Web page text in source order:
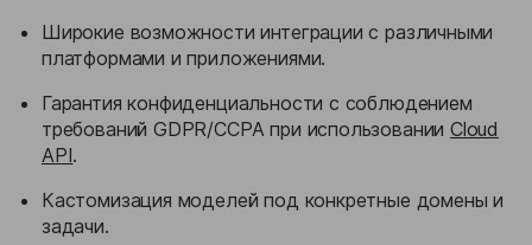
Широкие возможности интеграции с различными
платформами и приложениями.
Гарантия конфиденциальности с соблюдением
требований GDPR/CCPA при использовании Cloud
API.
Кастомизация моделей под конкретные домены и
задачи.